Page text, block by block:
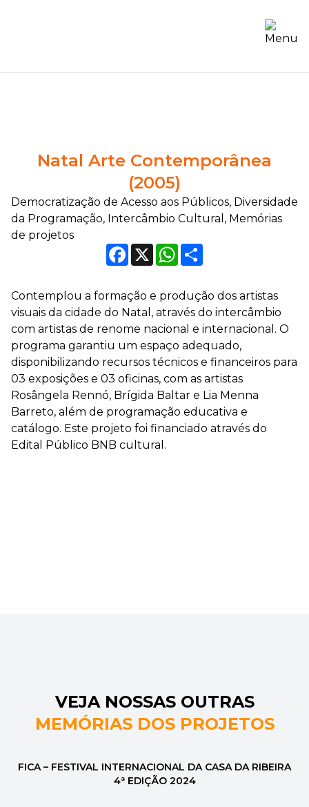
Natal Arte Contemporânea
(2005)
Democratização de Acesso aos Públicos, Diversidade
da Programação, Intercâmbio Cultural, Memórias
de projetos
Facebook
X WhatsApp
Contemplou a formação e produção dos artistas
visuais da cidade do Natal, através do intercâmbio
com artistas de renome nacional e internacional. O
programa garantiu um espaço adequado,
disponibilizando recursos técnicos e financeiros para
03 exposições e 03 oficinas, com as artistas
Rosângela Rennó, Brígida Baltar e Lia Menna
Barreto, além de programação educativa e
catálogo. Este projeto foi financiado através do
Edital Público BNB cultural.
VEJA NOSSAS OUTRAS
MEMÓRIAS DOS PROJETOS
FICA – FESTIVAL INTERNACIONAL DA CASA DA RIBEIRA
4ª EDIÇÃO 2024